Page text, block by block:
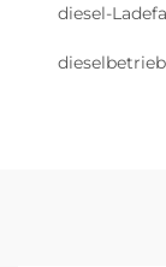
diesel-